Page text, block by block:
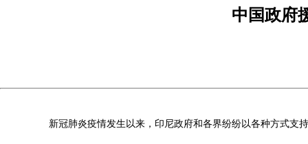
中国政府
新冠肺炎疫情发生以来，印尼政府和各界纷纷以各种方式支